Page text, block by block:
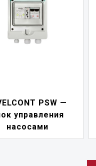
PSW —
управления
насосами